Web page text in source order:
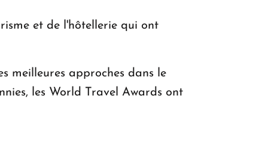
et de l'hôtellerie qui ont
meilleures approches dans le
les World Travel Awards ont